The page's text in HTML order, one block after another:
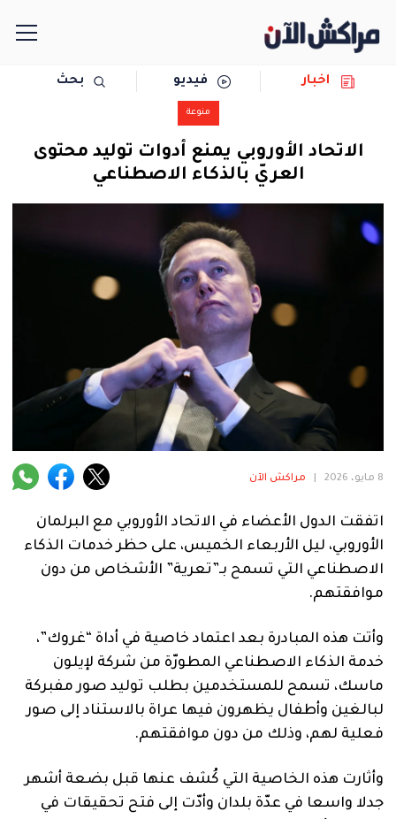
مجتمع
رياضة
آراء
اخبار فيديو بحث
منوعة
الاتحاد الأوروبي يمنع أدوات توليد محتوى
العريّ بالذكاء الاصطناعي
8 مايو، 2026 مراكش الآن
اتفقت الدول الأعضاء في الاتحاد الأوروبي مع البرلمان
الأوروبي، ليل الأربعاء الخميس، على حظر خدمات الذكاء
الاصطناعي التي تسمح بـ”تعرية” الأشخاص من دون
موافقتهم.
وأتت هذه المبادرة بعد اعتماد خاصية في أداة “غروك”،
خدمة الذكاء الاصطناعي المطورّة من شركة لإيلون
ماسك، تسمح للمستخدمين بطلب توليد صور مفبركة
لبالغين وأطفال يظهرون فيها عراة بالاستناد إلى صور
فعلية لهم، وذلك من دون موافقتهم.
وأثارت هذه الخاصية التي كُشف عنها قبل بضعة أشهر
جدلا واسعا في عدّة بلدان وأدّت إلى فتح تحقيقات في